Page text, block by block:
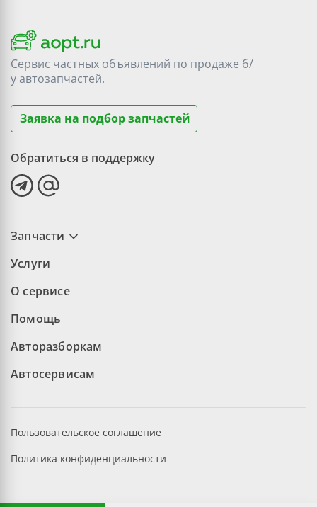
Сервис частных объявлений по продаже б/
уавтозапчастей.
Заявка на подбор запчастей
Обратиться в поддержку
Запчасти
Услуги
О сервисе
Помощь
Авторазборкам
Автосервисам
Пользовательское соглашение
Политика конфиденциальности